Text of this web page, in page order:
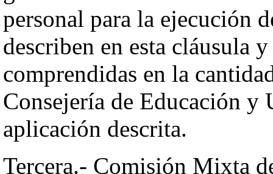
personal para la ejecución
describen en esta cláusula
comprendidas en la
Consejería de Educación y
aplicación descrita.
Tercera.- Comisión Mixta